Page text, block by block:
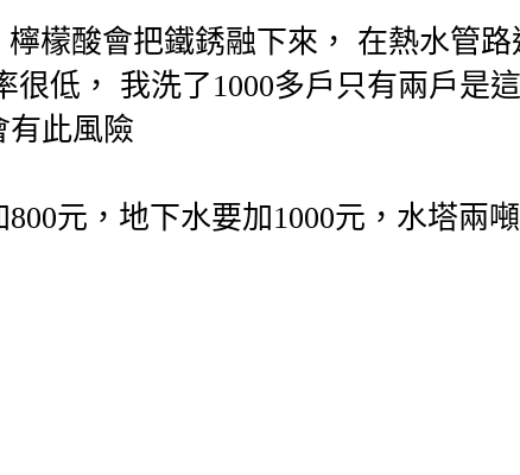
檬酸會把鐵銹融下來， 在熱水管
低， 我洗了1000多戶只有兩戶是
有此風險
元，地下水要加1000元，水塔兩